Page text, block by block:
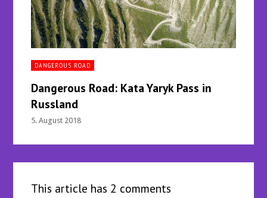
DANGEROUS ROAD
Dangerous Road: Kata Yaryk Pass in
Russland
5. August 2018
This article has 2 comments